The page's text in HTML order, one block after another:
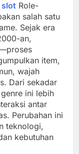
slot Role-
salah satu
Sejak era
an,
item,
wajah
Dari sekadar
ini lebih
antar
Perubahan ini
teknologi,
kebutuhan